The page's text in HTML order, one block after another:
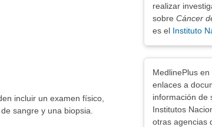
incluir un examen físico,
sangre y una biopsia.
realizar
sobre Cáncer
es el Instituto
MedlinePlus
enlaces a
información de
Institutos
otras agencias